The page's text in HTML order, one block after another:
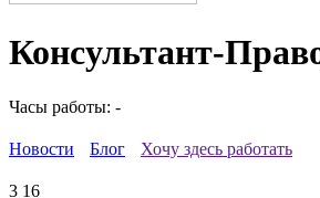
Консультант-
Часы работы: -
Новости Блог Хочу здесь работать
3 16